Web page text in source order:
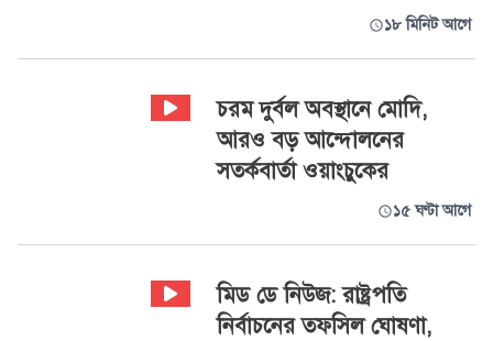
১৮ মিনিট আগে
চরম দুর্বল অবস্থানে মোদি,
আরও বড় আন্দোলনের
সতর্কবার্তা ওয়াংচুকের
১৫ ঘণ্টা আগে
‍মিড ডে নিউজ: রাষ্ট্রপতি
নির্বাচনের তফসিল ঘোষণা,